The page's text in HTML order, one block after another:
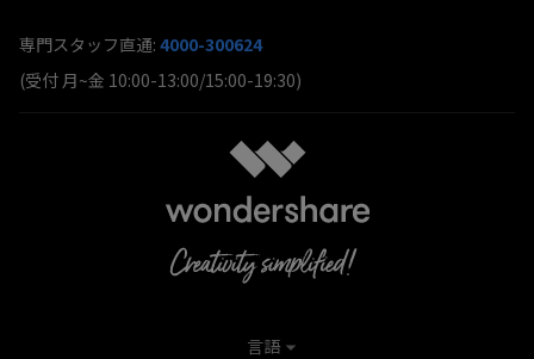
専門スタッフ直通: 4000-300624
(受付 月~金 10:00-13:00/15:00-19:30)
言語